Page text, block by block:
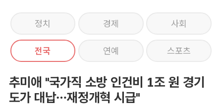
정치 경제 사회
전국 연예 스포츠
추미애 "국가직 소방 인건비 1조 원 경기
도가 대납…재정개혁 시급"